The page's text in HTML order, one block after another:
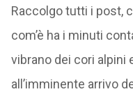
Raccolgo tutti i post,
com’è ha i minuti
vibrano dei cori alpini
all’imminente arrivo